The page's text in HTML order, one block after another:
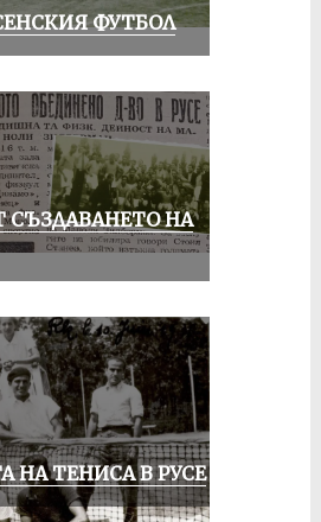
ФУТБОЛ
СЪЗДАВАНЕТО НА
НА ТЕНИСА В РУСЕ